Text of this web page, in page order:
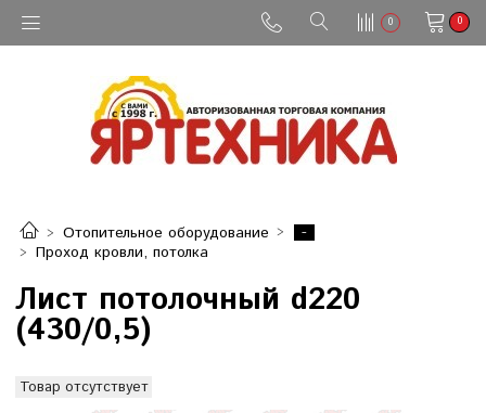
0 0
Отопительное оборудование
-
Проход кровли, потолка
Лист потолочный d220
(430/0,5)
Товар отсутствует